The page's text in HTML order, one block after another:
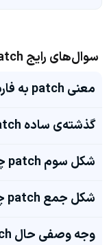
سوال‌های رایج patch
معنی patch به فارسی چی میشه؟
گذشته‌ی ساده patch چی میشه؟
شکل سوم patch چی میشه؟
شکل جمع patch چی میشه؟
وجه وصفی حال patch چی میشه؟